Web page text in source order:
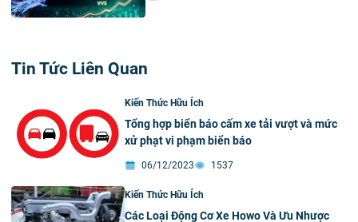
Tin Tức Liên Quan
Kiến Thức Hữu Ích
Tổng hợp biển báo cấm xe tải vượt và mức
xử phạt vi phạm biển báo
06/12/2023 1537
Kiến Thức Hữu Ích
Các Loại Động Cơ Xe Howo Và Ưu Nhược